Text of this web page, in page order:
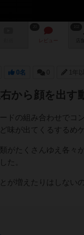
レビュー 店舗/
0名 0 1年
から顔を出す
ドの組み合わせでコ
味が出てくるするめゲ
類がたくさんゆえ各々
た。
が増えたりはしない